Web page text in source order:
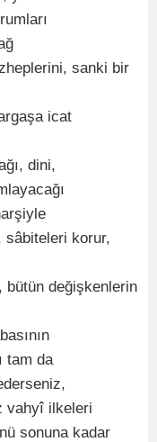
sanki bir
icat
dini,
sâbiteleri korur,
bütün değişkenlerin
tam da
vahyî ilkeleri
sonuna kadar